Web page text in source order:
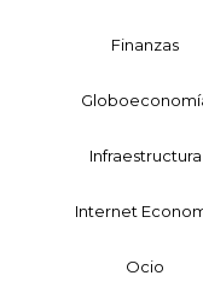
Finanzas
Infraestructura
Internet
Ocio